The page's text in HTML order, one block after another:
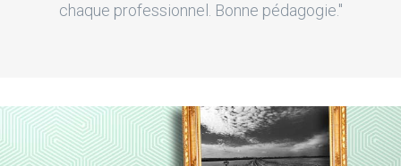
chaque professionnel. Bonne pédagogie."